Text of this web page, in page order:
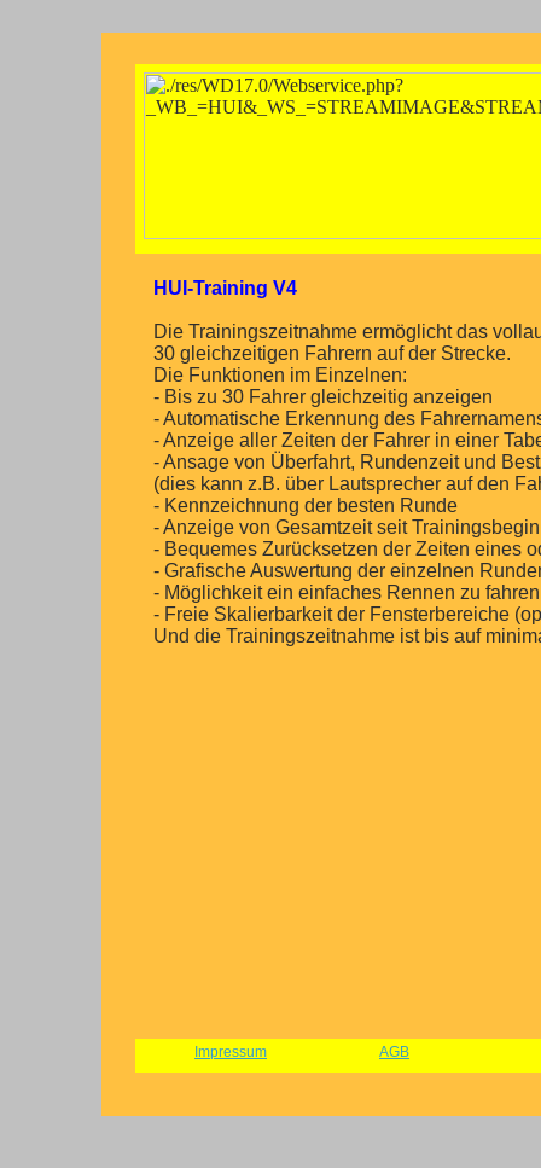
HUI-Training V4
Die Trainingszeitnahme ermöglicht das
30 gleichzeitigen Fahrern auf der Strecke.
Die Funktionen im Einzelnen:
- Bis zu 30 Fahrer gleichzeitig anzeigen
- Automatische Erkennung des
- Anzeige aller Zeiten der Fahrer in einer
- Ansage von Überfahrt, Rundenzeit und
(dies kann z.B. über Lautsprecher auf den
- Kennzeichnung der besten Runde
- Anzeige von Gesamtzeit seit
- Bequemes Zurücksetzen der Zeiten eines
- Grafische Auswertung der einzelnen
- Möglichkeit ein einfaches Rennen zu
- Freie Skalierbarkeit der Fensterbereiche
Und die Trainingszeitnahme ist bis auf
Impressum AGB